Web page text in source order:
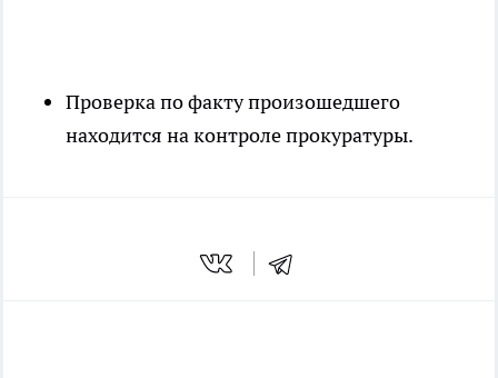
Проверка по факту произошедшего
находится на контроле прокуратуры.